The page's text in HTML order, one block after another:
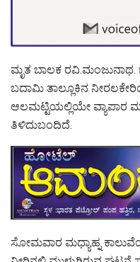
ಮೃತ ಬಾಲಕ
ಬದಾಮಿ ತಾಲ್ಲೂಕಿನ
ಆಲಮಟ್ಟಿಯಲ್ಲಿಯೇ ವ್ಯಾಪಾರ
ತಿಳಿದುಬಂದಿದೆ.
ಸೋಮವಾರ ಮಧ್ಯಾಹ್ನ